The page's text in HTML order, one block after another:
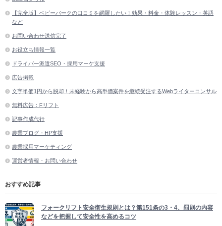
【完全版】ベビーパークの口コミを網羅したい！効果・料金・体験レッスン・英語
など
お問い合わせ送信完了
お役立ち情報一覧
ドライバー派遣SEO・採用マーケ支援
広告掲載
文字単価1円から脱却！未経験から高単価案件を継続受注するWebライターコンサル
無料広告：Fリフト
記事作成代行
農業ブログ・HP支援
農業採用マーケティング
運営者情報・お問い合わせ
おすすめ記事
フォークリフト安全衛生規則とは？第151条の3・4、罰則の内容
などを把握して安全性を高めるコツ